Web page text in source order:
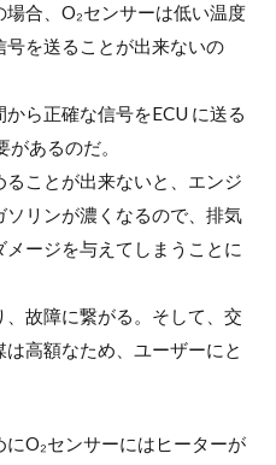
合、O₂センサーは低い温度
を送ることが出来ないの
ら正確な信号をECU に送る
あるのだ。
ことが出来ないと、エンジ
リンが濃くなるので、排気
ージを与えてしまうことに
故障に繋がる。そして、交
高額なため、ユーザーにと
にO₂センサーにはヒーターが